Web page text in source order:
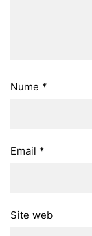
Nume *
Email *
Site web